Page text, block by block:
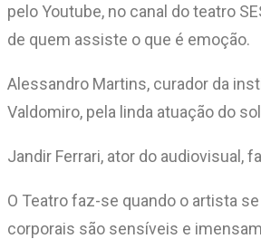
pelo Youtube, no canal do teatro
de quem assiste o que é emoção.
Alessandro Martins, curador da
Valdomiro, pela linda atuação do
Jandir Ferrari, ator do
O Teatro faz-se quando o artista
corporais são sensíveis e